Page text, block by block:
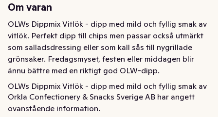
Om varan
OLWs Dippmix Vitlök - dipp med mild och fyllig smak av
vitlök. Perfekt dipp till chips men passar också utmärkt
som salladsdressing eller som kall sås till nygrillade
grönsaker. Fredagsmyset, festen eller middagen blir
ännu bättre med en riktigt god OLW-dipp.
OLWs Dippmix Vitlök - dipp med mild och fyllig smak av
vitlök. Perfekt dipp till chips men passar också utmärkt
som salladsdressing eller som kall sås till nygrillade
Orkla Confectionery & Snacks Sverige AB har angett
ovanstående information.